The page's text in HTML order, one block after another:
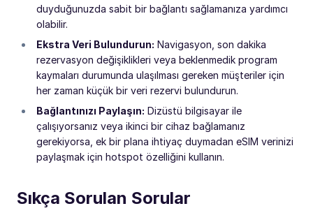
duyduğunuzda sabit bir bağlantı sağlamanıza yardımcı
olabilir.
Ekstra Veri Bulundurun: Navigasyon, son dakika
rezervasyon değişiklikleri veya beklenmedik program
kaymaları durumunda ulaşılması gereken müşteriler için
her zaman küçük bir veri rezervi bulundurun.
Bağlantınızı Paylaşın: Dizüstü bilgisayar ile
çalışıyorsanız veya ikinci bir cihaz bağlamanız
gerekiyorsa, ek bir plana ihtiyaç duymadan eSIM verinizi
paylaşmak için hotspot özelliğini kullanın.
Sıkça Sorulan Sorular